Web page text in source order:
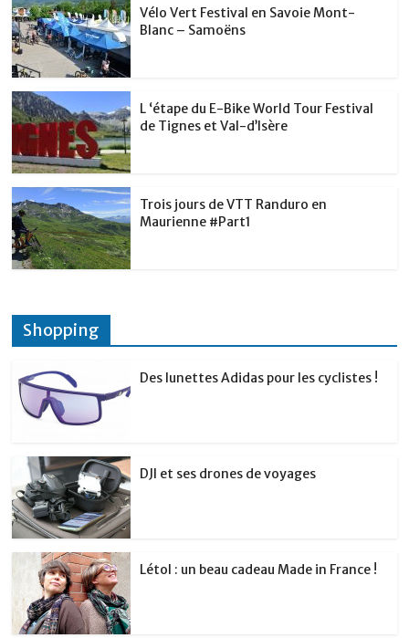
Vélo Vert Festival en Savoie Mont-
Blanc – Samoëns
L ‘étape du E-Bike World Tour Festival
de Tignes et Val-d’Isère
Trois jours de VTT Randuro en
Maurienne #Part1
Shopping
Des lunettes Adidas pour les cyclistes !
DJI et ses drones de voyages
Létol : un beau cadeau Made in France !